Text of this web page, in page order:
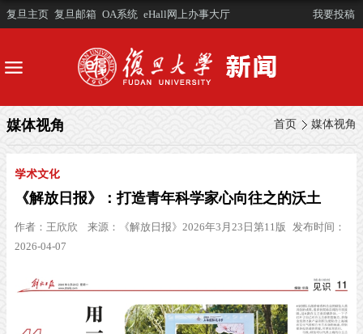
复旦主页 复旦邮箱 OA系统 eHall网上办事大厅 我要投稿
首页 媒体视角
媒体视角
学术文化
《解放日报》：打造青年科学家心向往之的沃土
作者： 王欣欣 来源： 《解放日报》2026年3月23日第11版 发布时间：
2026-04-07